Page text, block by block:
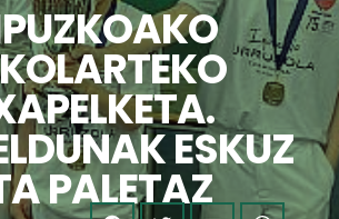
ESKUZ
PALETAZ